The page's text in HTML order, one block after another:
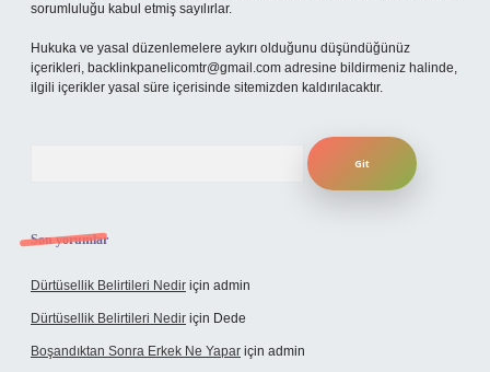
sorumluluğu kabul etmiş sayılırlar.
Hukuka ve yasal düzenlemelere aykırı olduğunu düşündüğünüz
içerikleri, backlinkpanelicomtr@gmail.com adresine bildirmeniz halinde,
ilgili içerikler yasal süre içerisinde sitemizden kaldırılacaktır.
Son yorumlar
Dürtüsellik Belirtileri Nedir için admin
Dürtüsellik Belirtileri Nedir için Dede
Boşandıktan Sonra Erkek Ne Yapar için admin